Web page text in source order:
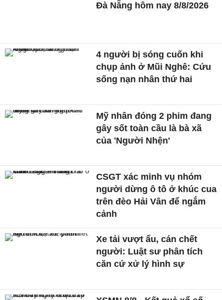
Đà Nẵng hôm nay 8/8/2026
4 người bị sóng cuốn khi
chụp ảnh ở Mũi Nghê: Cứu
sống nạn nhân thứ hai
Mỹ nhân đóng 2 phim đang
gây sốt toàn cầu là bà xã
của 'Người Nhện'
CSGT xác minh vụ nhóm
người dừng ô tô ở khúc cua
trên đèo Hải Vân để ngắm
cảnh
Xe tải vượt ẩu, cán chết
người: Luật sư phân tích
căn cứ xử lý hình sự